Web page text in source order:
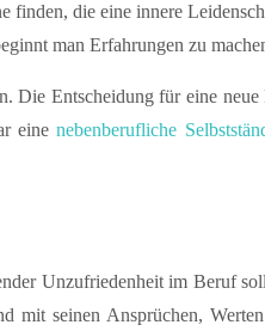
die eine innere
man Erfahrungen zu
Die Entscheidung für eine
einenebenberufliche
Unzufriedenheit im Beruf
mit seinen Ansprüchen,